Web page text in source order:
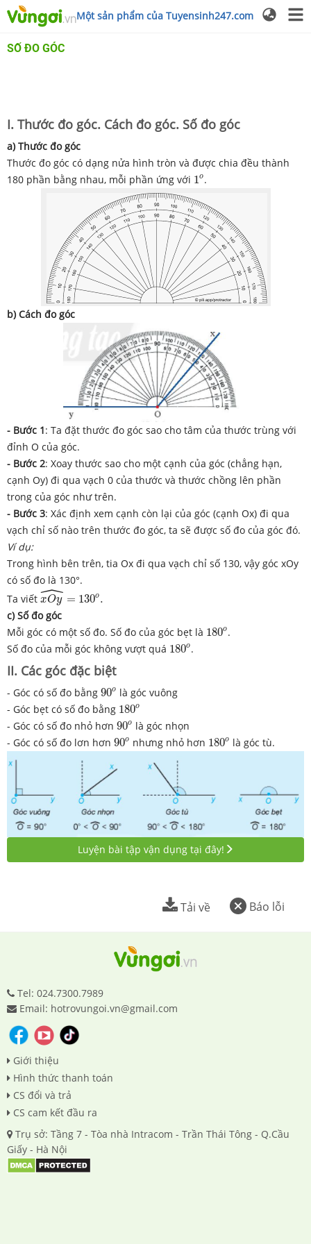
Một sản phẩm của Tuyensinh247.com
SỐ ĐO GÓC
I. Thước đo góc. Cách đo góc. Số đo góc
a) Thước đo góc
Thước đo góc có dạng nửa hình tròn và được chia đều thành
180 phần bằng nhau, mỗi phần ứng với 1o
1o
.
b) Cách đo góc
- Bước 1: Ta đặt thước đo góc sao cho tâm của thước trùng với
đỉnh O của góc.
- Bước 2: Xoay thước sao cho một cạnh của góc (chẳng hạn,
cạnh Oy) đi qua vạch 0 của thước và thước chồng lên phần
trong của góc như trên.
- Bước 3: Xác định xem cạnh còn lại của góc (cạnh Ox) đi qua
vạch chỉ số nào trên thước đo góc, ta sẽ được số đo của góc đó.
Ví dụ:
Trong hình bên trên, tia Ox đi qua vạch chỉ số 130, vậy góc xOy
có số đo là 130°.
Ta viết ˆ
xOy = 130o.
xOy^= 130
c) Số đo góc
Mỗi góc có một số đo. Số đo của góc bẹt là 180o
180.
Số đo của mỗi góc không vượt quá 180o
180.
II. Các góc đặc biệt
- Góc có số đo bằng 90o
90olà góc vuông
- Góc bẹt có số đo bằng 180o
180
- Góc có số đo nhỏ hơn 90o
90olà góc nhọn
- Góc có số đo lơn hơn 90o
90onhưng nhỏ hơn 180o
180olà góc tù.
Luyện bài tập vận dụng tại đây!
Báo lỗi
Tải về
Tel: 024.7300.7989
Email: hotrovungoi.vn@gmail.com
Giới thiệu
Hình thức thanh toán
CS đổi và trả
CS cam kết đầu ra
Trụ sở: Tầng 7 - Tòa nhà Intracom - Trần Thái Tông - Q.Cầu
Giấy - Hà Nội